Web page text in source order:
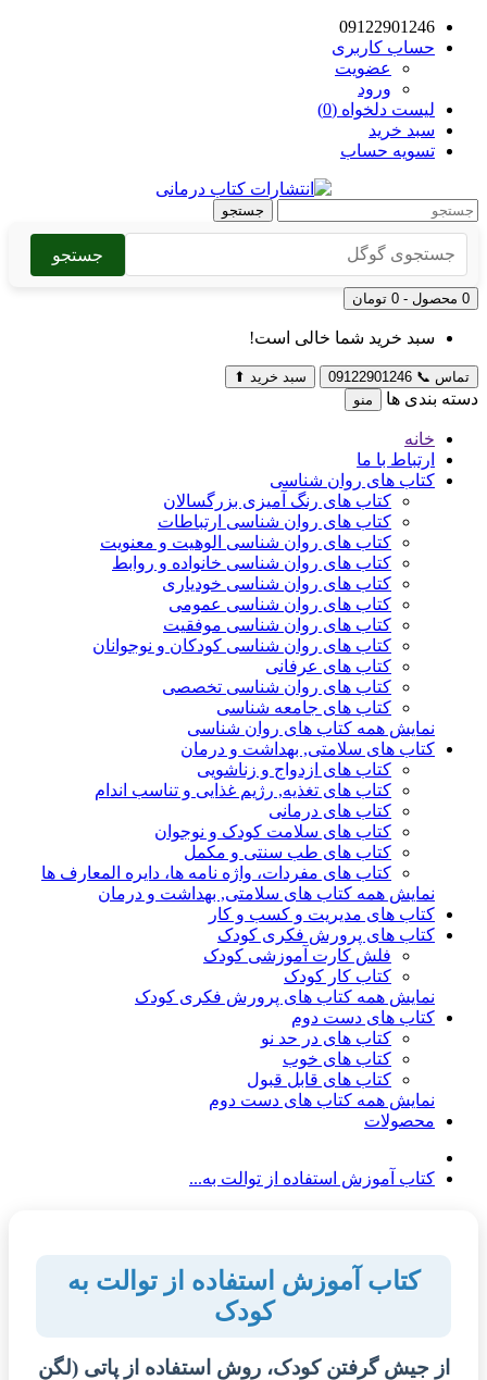
09122901246
حساب کاربری
عضویت
ورود
لیست دلخواه (0)
سبد خرید
تسویه حساب
جستجو
جستجو
0 محصول - 0 تومان
سبد خرید شما خالی است!
تماس 📞
09122901246 سبد خرید ⬆
دسته بندی ها منو
خانه
ارتباط با ما
کتاب های روان شناسی
کتاب های رنگ آمیزی بزرگسالان
کتاب های روان شناسی ارتباطات
کتاب های روان شناسی الوهیت و معنویت
کتاب های روان شناسی خانواده و روابط
کتاب های روان شناسی خودیاری
کتاب های روان شناسی عمومی
کتاب های روان شناسی موفقیت
کتاب های روان شناسی کودکان و نوجوانان
کتاب های عرفانی
کتاب های روان شناسی تخصصی
کتاب های جامعه شناسی
نمایش همه کتاب های روان شناسی
کتاب های سلامتی, بهداشت و درمان
کتاب های ازدواج و زناشویی
کتاب های تغذیه, رژیم غذایی و تناسب اندام
کتاب های درمانی
کتاب های سلامت کودک و نوجوان
کتاب های طب سنتی و مکمل
کتاب های مفردات، واژه نامه ها، دایره المعارف ها
نمایش همه کتاب های سلامتی, بهداشت و درمان
کتاب های مدیریت و کسب و کار
کتاب های پرورش فکری کودک
فلش کارت آموزشی کودک
کتاب کار کودک
نمایش همه کتاب های پرورش فکری کودک
کتاب های دست دوم
کتاب های در حد نو
کتاب های خوب
کتاب های قابل قبول
نمایش همه کتاب های دست دوم
محصولات
کتاب آموزش استفاده از توالت به...
کتاب آموزش استفاده از توالت به
کودک
از جیش گرفتن کودک، روش استفاده از پاتی (لگن